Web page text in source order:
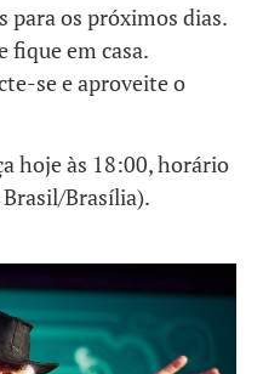
para os próximos dias.
fique em casa.
se e aproveite o
hoje às 18:00, horário
Brasília).